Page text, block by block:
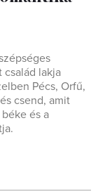
család lakja
Pécs, Orfű,
csend, amit
és a